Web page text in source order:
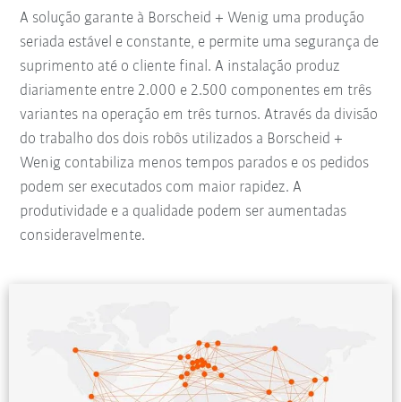
A solução garante à Borscheid + Wenig uma produção
seriada estável e constante, e permite uma segurança de
suprimento até o cliente final. A instalação produz
diariamente entre 2.000 e 2.500 componentes em três
variantes na operação em três turnos. Através da divisão
do trabalho dos dois robôs utilizados a Borscheid +
Wenig contabiliza menos tempos parados e os pedidos
podem ser executados com maior rapidez. A
produtividade e a qualidade podem ser aumentadas
consideravelmente.